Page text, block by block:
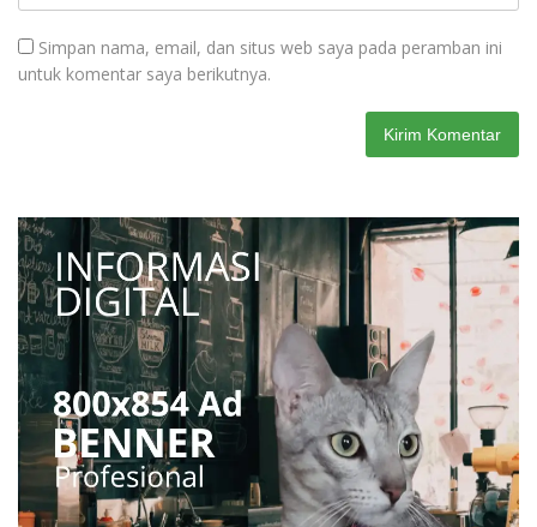
Simpan nama, email, dan situs web saya pada peramban ini
untuk komentar saya berikutnya.